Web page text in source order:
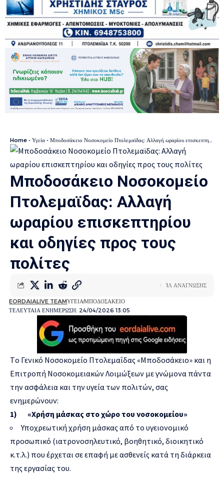
Home - Υγεία - Μποδοσάκειο Νοσοκομείο Πτολεμαϊδας: Αλλαγή ωραρίου επισκεπτηρίου και οδηγίες προς τους πολίτες
Μποδοσάκειο Νοσοκομείο
Πτολεμαϊδας: Αλλαγή
ωραρίου επισκεπτηρίου
και οδηγίες προς τους
πολίτες
ΤΕΛΕΥΤΑΙΑ ΕΝΗΜΕΡΩΣΗ: 24/04/2026 13:05
EORDAIALIVE TEAMΥΓΕΙΑΜΠΟΔΟΣΑΚΕΙΟ
1Λ ΑΝΑΓΝΩΣΗΣ
Tο Γενικό Νοσοκομείο Πτολεμαΐδας «Μποδοσάκειο» και η
Επιτροπή Νοσοκομειακών Λοιμώξεων με γνώμονα πάντα
την ασφάλεια και την υγεία των πολιτών, σας
ενημερώνουν:
1) «Χρήση μάσκας στο χώρο του νοσοκομείου»
Υποχρεωτική χρήση μάσκας από το υγειονομικό
προσωπικό (ιατρονοσηλευτικό, βοηθητικό, διοικητικό
κ.τ.λ.) που έρχεται σε επαφή με ασθενείς κατά τη διάρκεια
της εργασίας του.